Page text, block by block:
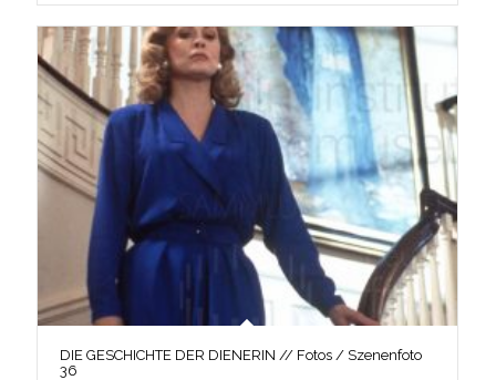
DIE GESCHICHTE DER DIENERIN // Fotos / Szenenfoto
36